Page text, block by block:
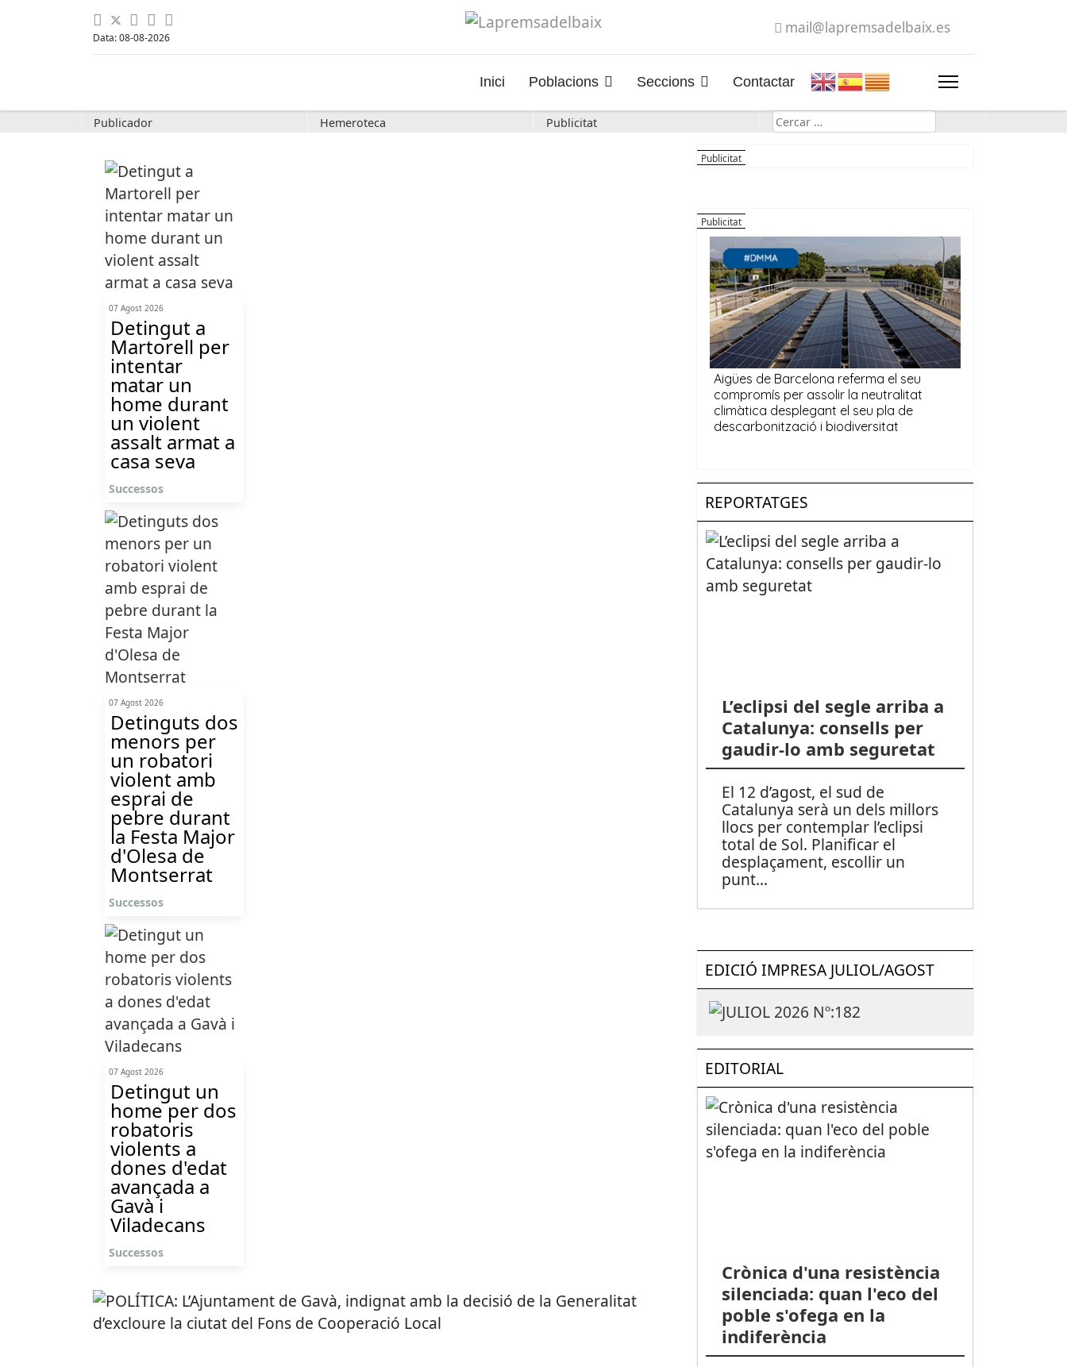
Data: 08-08-2026
mail@lapremsadelbaix.es
Inici Poblacions Seccions Contactar
Publicador Hemeroteca Publicitat Cerca
07 Agost 2026
Detingut a
Martorell per
intentar
matar un
home durant
un violent
assalt armat a
casa seva
Successos
07 Agost 2026
Detinguts dos
menors per
un robatori
violent amb
esprai de
pebre durant
la Festa Major
d'Olesa de
Montserrat
Successos
07 Agost 2026
Detingut un
home per dos
robatoris
violents a
dones d'edat
avançada a
Gavà i
Viladecans
Successos
REPORTATGES
L’eclipsi del segle arriba a
Catalunya: consells per
gaudir-lo amb seguretat
El 12 d’agost, el sud de
Catalunya serà un dels millors
llocs per contemplar l’eclipsi
total de Sol. Planificar el
desplaçament, escollir un
punt...
EDICIÓ IMPRESA JULIOL/AGOST
EDITORIAL
Crònica d'una resistència
silenciada: quan l'eco del
poble s'ofega en la
indiferència